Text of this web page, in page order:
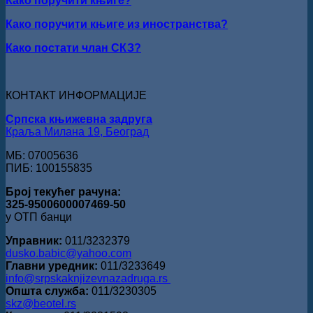
Кирилов
Како поручити књиге из иностранства?
Како постати члан СКЗ?
КОНТАКТ ИНФОРМАЦИЈЕ
Српска књижевна задруга
Краља Милана 19, Београд
МБ: 07005636
ПИБ: 100155835
Број текућег рачуна:
325-9500600007469-50
у ОТП банци
Управник: 011/3232379
dusko.babic@yahoo.com
Главни уредник: 011/3233649
info@srpskaknjizevnazadruga.rs
Општа служба: 011/3230305
skz@beotel.rs